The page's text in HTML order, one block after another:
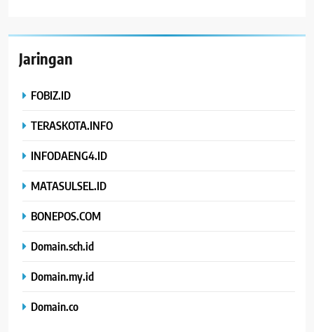
Jaringan
FOBIZ.ID
TERASKOTA.INFO
INFODAENG4.ID
MATASULSEL.ID
BONEPOS.COM
Domain.sch.id
Domain.my.id
Domain.co